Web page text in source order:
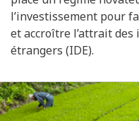
l’investissement pour
et accroître l’attrait
étrangers (IDE).